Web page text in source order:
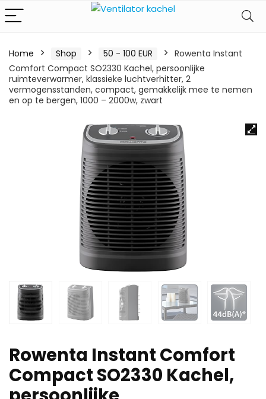
Home Shop 50 - 100 EUR
Rowenta Instant
Comfort Compact SO2330 Kachel, persoonlijke
ruimteverwarmer, klassieke luchtverhitter, 2
vermogensstanden, compact, gemakkelijk mee te nemen
en op te bergen, 1000 – 2000w, zwart
Rowenta Instant Comfort
Compact SO2330 Kachel,